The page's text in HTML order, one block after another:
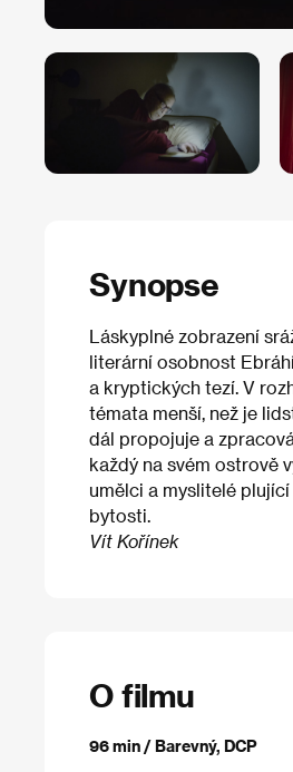
Synopse
Láskyplné zobrazení
literární osobnost
a kryptických tezí. V
témata menší, než je
dál propojuje a
každý na svém ostrově
umělci a myslitelé
bytosti.
Vít Kořínek
O filmu
96 min / Barevný, DCP